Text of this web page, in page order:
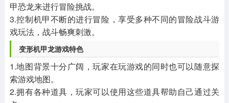
甲恐龙来进行冒险挑战。
3.控制机甲不断的进行冒险，享受多种不同的冒险战斗游
戏玩法，战斗畅爽刺激。
变形机甲龙游戏特色
1.地图背景十分广阔，玩家在玩游戏的同时也可以随意探
索游戏地图。
2.拥有各种道具，玩家可以使用这些道具帮助自己通过关